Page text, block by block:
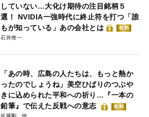
していない…大化け期待の注目銘柄５
選！ NVIDIA一強時代に終止符を打つ「誰
もが知っている」あの会社とは
有料
石井僚一
「あの時、広島の人たちは、もっと熱か
ったのでしょうね」美空ひばりのつぶや
きに込められた平和への祈り…『一本の
鉛筆』で伝えた反戦への意志
有料